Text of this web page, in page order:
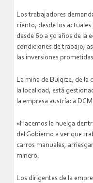
Los trabajadores
ciento, desde los
desde 60 a 50 años de la
condiciones de trabajo;
las inversiones
La mina de Bulqize, de la
la localidad, está
la empresa austríaca
«Hacemos la huelga
del Gobierno a ver que
carros manuales,
minero.
Los dirigentes de la